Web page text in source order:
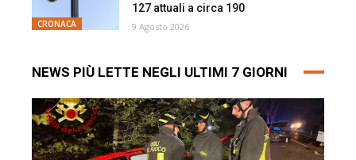
CRONACA
127 attuali a circa 190
9 Agosto 2026
NEWS PIÙ LETTE NEGLI ULTIMI 7 GIORNI